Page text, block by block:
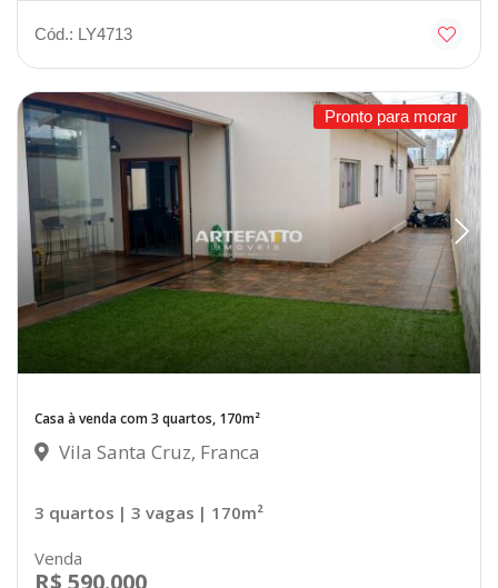
Cód.: LY4713
Pronto para morar
Casa à venda com 3 quartos, 170m²
Vila Santa Cruz, Franca
3 quartos | 3 vagas | 170m²
Venda